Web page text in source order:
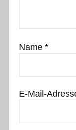
Name *
E-Mail-